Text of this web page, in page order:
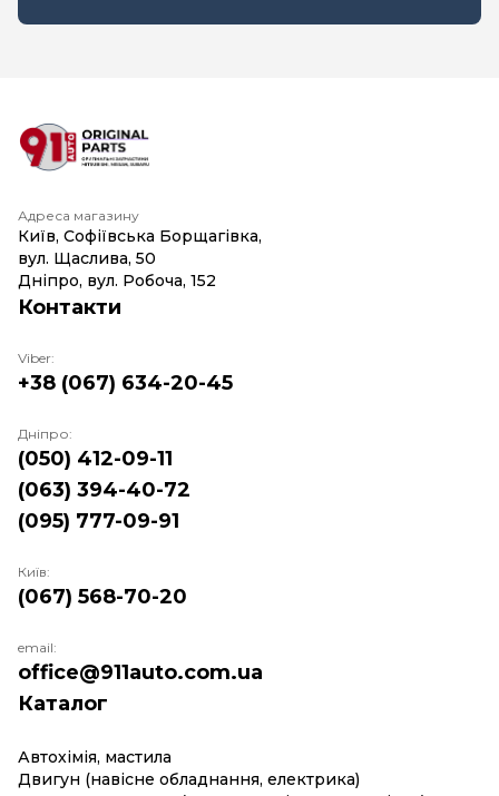
Адреса магазину
Київ, Софіївська Борщагівка,
вул. Щаслива, 50
Дніпро, вул. Робоча, 152
Каталог
Автохімія, мастила
Двигун (навісне обладнання, електрика)
Контакти
Viber:
+38 (067) 634-20-45
Дніпро:
(050) 412-09-11
(063) 394-40-72
(095) 777-09-91
Київ:
(067) 568-70-20
email:
office@911auto.com.ua